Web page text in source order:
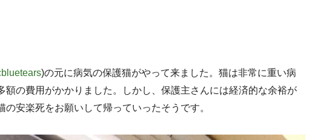
)の元に病気の保護猫がやって来ました。猫は非常に重い病
額の費用がかかりました。しかし、保護主さんには経済的な余裕が
安楽死をお願いして帰っていったそうです。